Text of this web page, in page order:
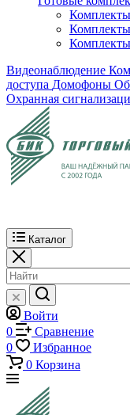
Видеонаблюдение
доступа Домофоны
Охранная
Каталог
Войти
0
Сравнение
0
Избранное
0 Корзина